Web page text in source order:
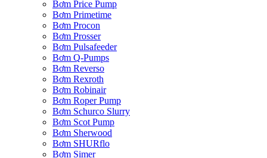
Bơm Price Pump
Bơm Primetime
Bơm Procon
Bơm Prosser
Bơm Pulsafeeder
Bơm Q-Pumps
Bơm Reverso
Bơm Rexroth
Bơm Robinair
Bơm Roper Pump
Bơm Schurco Slurry
Bơm Scot Pump
Bơm Sherwood
Bơm SHURflo
Bơm Simer